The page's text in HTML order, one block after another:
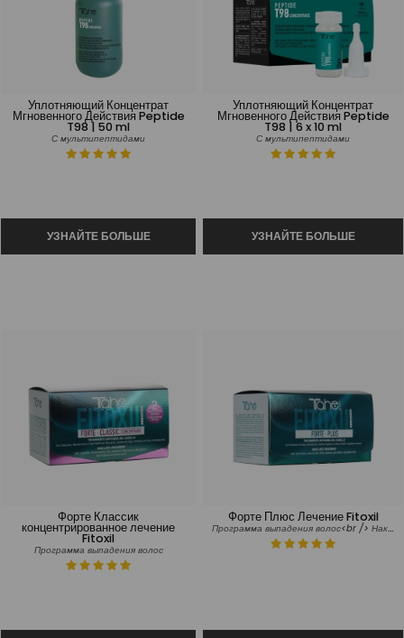
Уплотняющий Концентрат
Мгновенного Действия Peptide
T98 | 50 ml
С мультипептидами
Уплотняющий Концентрат
Мгновенного Действия Peptide
T98 | 6 x 10 ml
С мультипептидами
Форте Классик
концентрированное лечение
Fitoxil
Программа выпадения волос
Форте Плюс Лечение Fitoxil
Программа выпадения волос<br /> Наказанные волосы